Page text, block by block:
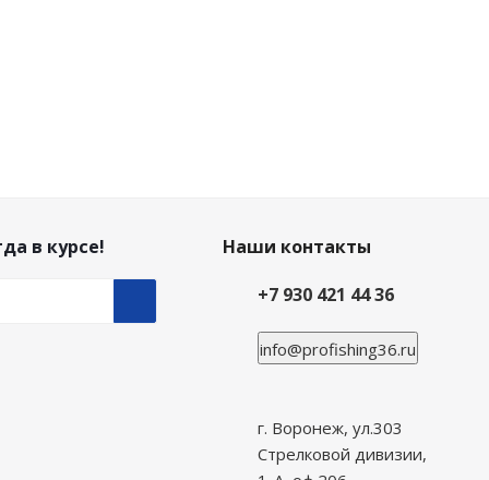
в курсе!
Наши контакты
+7 930 421 44 36
info@profishing36.ru
г. Воронеж, ул.303
Стрелковой дивизии,